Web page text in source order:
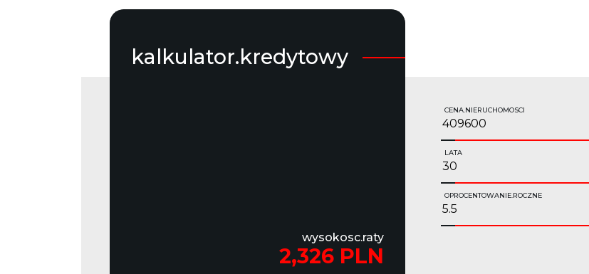
kalkulator.kredytowy
wysokosc.raty
2,326 PLN
CENA.NIERUCHOMOSCI
LATA
OPROCENTOWANIE.ROCZNE